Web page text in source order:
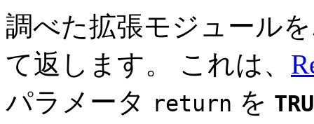
調べた拡張モジュール
て返します。 これは、
パラメータ
return を